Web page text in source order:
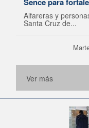
Alfareras y
Santa Cruz de...
Ver más